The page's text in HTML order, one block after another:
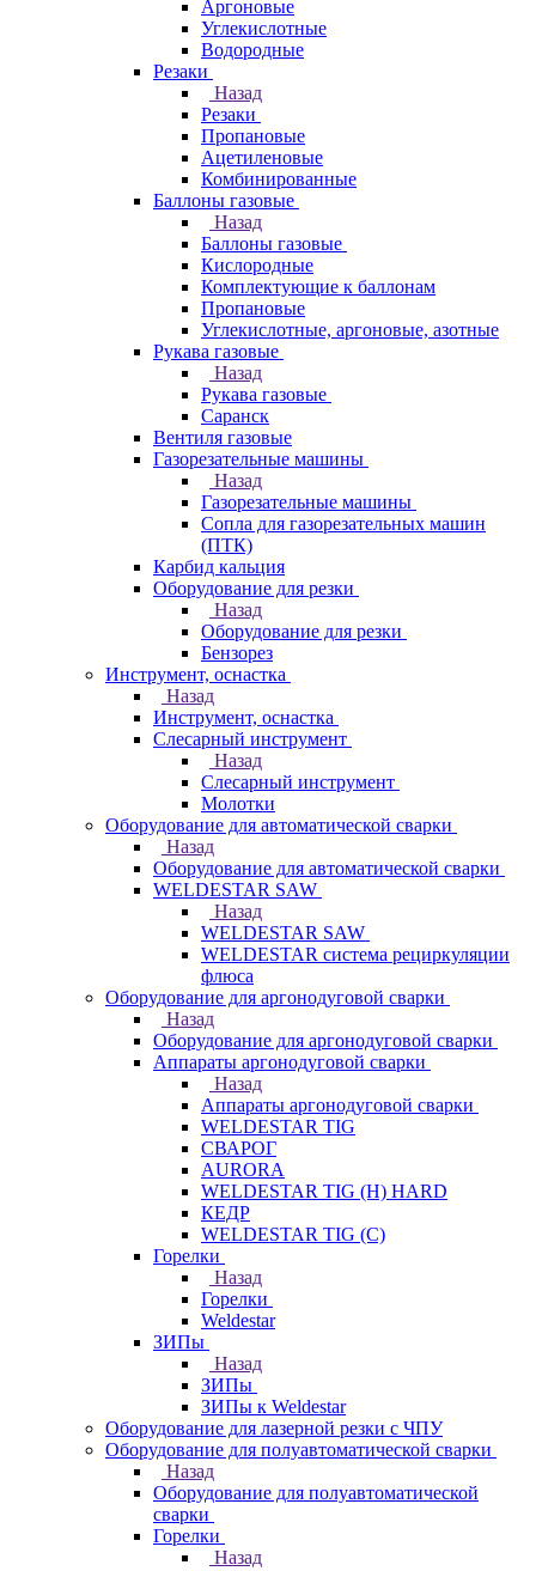
Аргоновые
Углекислотные
Водородные
Резаки
Назад
Резаки
Пропановые
Ацетиленовые
Комбинированные
Баллоны газовые
Назад
Баллоны газовые
Кислородные
Комплектующие к баллонам
Пропановые
Углекислотные, аргоновые, азотные
Рукава газовые
Назад
Рукава газовые
Саранск
Вентиля газовые
Газорезательные машины
Назад
Газорезательные машины
Сопла для газорезательных машин
(ПТК)
Карбид кальция
Оборудование для резки
Назад
Оборудование для резки
Бензорез
Инструмент, оснастка
Назад
Инструмент, оснастка
Слесарный инструмент
Назад
Слесарный инструмент
Молотки
Оборудование для автоматической сварки
Назад
Оборудование для автоматической сварки
WELDESTAR SAW
Назад
WELDESTAR SAW
WELDESTAR система рециркуляции
флюса
Оборудование для аргонодуговой сварки
Назад
Оборудование для аргонодуговой сварки
Аппараты аргонодуговой сварки
Назад
Аппараты аргонодуговой сварки
WELDESTAR TIG
СВАРОГ
AURORA
WELDESTAR TIG (H) HARD
КЕДР
WELDESTAR TIG (С)
Горелки
Назад
Горелки
Weldestar
ЗИПы
Назад
ЗИПы
ЗИПы к Weldestar
Оборудование для лазерной резки с ЧПУ
Оборудование для полуавтоматической сварки
Назад
Оборудование для полуавтоматической
сварки
Горелки
Назад